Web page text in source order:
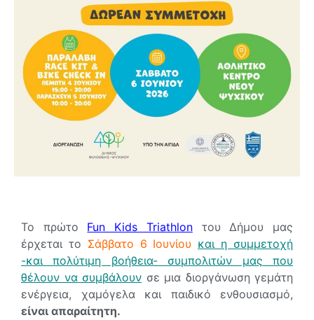
Το πρώτο Fun Kids Triathlonτου Δήμου μας
έρχεται το Σάββατο 6 Ιουνίου και η συμμετοχή
-και πολύτιμη βοήθεια- συμπολιτών μας που
θέλουν να συμβάλουν σε μια διοργάνωση γεμάτη
ενέργεια, χαμόγελα και παιδικό ενθουσιασμό,
είναι απαραίτητη.